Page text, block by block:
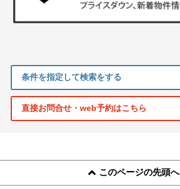
条件を指定して検索をする
直接お問合せ・web予約はこちら
このページの先頭へ